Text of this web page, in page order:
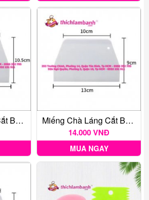
Miếng Chà Láng Cắt Bột Hình Thang 15.5cm Miếng Chà Láng Cắt Bột Hình Thang Nhỏ 13cm
14.000 VNĐ
MUA NGAY